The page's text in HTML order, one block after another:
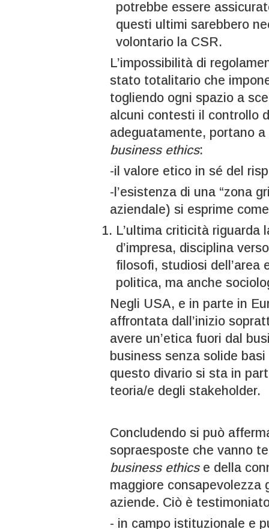
potrebbe essere
questi ultimi sarebbero
volontario la CSR.
L’impossibilità di
stato totalitario che
togliendo ogni spazio a
alcuni contesti il controllo
adeguatamente, portano
business ethics:
-il valore etico in sé del
-l’esistenza di una “zona
aziendale) si esprime
L’ultima criticità riguarda
d’impresa, disciplina
filosofi, studiosi dell’area
politica, ma anche
Negli USA, e in parte in
affrontata dall’inizio
avere un’etica fuori dal
business senza solide
questo divario si sta in
teoria/e degli stakeholder.
Concludendo si può
sopraesposte che vanno
business ethicse della
maggiore
aziende. Ciò è
- in campo istituzionale e